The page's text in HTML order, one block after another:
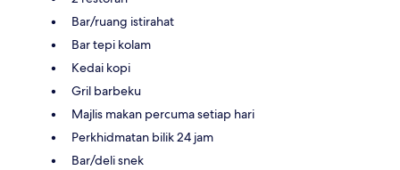
Bar/ruang istirahat
Bar tepi kolam
Kedai kopi
Gril barbeku
Majlis makan percuma setiap hari
Perkhidmatan bilik 24 jam
Bar/deli snek